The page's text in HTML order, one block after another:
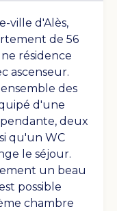
ville d'Alès,
de 56
résidence
ascenseur.
des
d'une
deux
qu'un WC
le séjour.
un beau
possible
chambre